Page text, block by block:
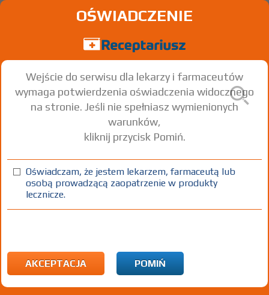
® ; -forte - (IR)
Co-trimoxazole
tabl. 480 mg 20 szt. Doustnie
100%
wskazania przy opisie leku) Wskazania pozarejestracyjne: Zakażenia
u pacjentów po przeszczepie szpiku profilaktyka; zakażenia u
pacjentów leczonych cyklofosfamidem - profilaktyka
wskazania chpl.
OŚWIADCZENIE
Wejście do serwisu dla lekarzy i farmaceutów
wymaga potwierdzenia oświadczenia widocznego
na stronie. Jeśli nie spełniasz wymienionych
warunków,
kliknij przycisk Pomiń.
Oświadczam, że jestem lekarzem, farmaceutą lub
osobą prowadzącą zaopatrzenie w produkty
lecznicze.
AKCEPTACJA POMIŃ